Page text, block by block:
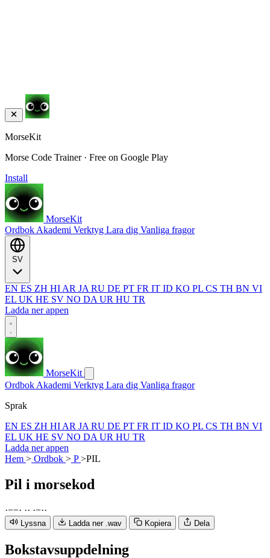
MorseKit
Morse Code Trainer · Free on Google Play
Install
MorseKit
Ordbok Akademi Verktyg Lara dig Vanliga fragor
EN ES ZH HI AR JA RU DE PT FR IT ID KO PL CS TH BN VI
EL UK HE SV NO DA UR HU TR
Ladda ner appen
MorseKit
Ordbok Akademi Verktyg Lara dig Vanliga fragor
Sprak
EN ES ZH HI AR JA RU DE PT FR IT ID KO PL CS TH BN VI
EL UK HE SV NO DA UR HU TR
Ladda ner appen
Hem > Ordbok > P>PIL
Pil i morsekod
·−−· ·· ·−··
Lyssna Ladda ner .wav Kopiera Dela
Bokstavsuppdelning